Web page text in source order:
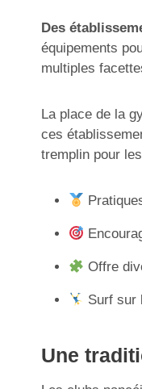
Des
équipements
multiples
La place de la
ces
tremplin pour
Offre
Surf sur
Une